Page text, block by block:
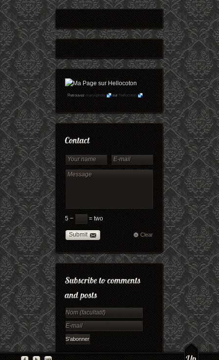
Retrouvezmaryophoto surHellocoton
5 − = two
Submit Clear